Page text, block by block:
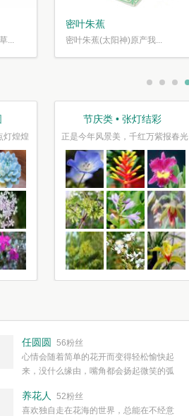
...
密叶朱蕉
密叶朱蕉(太阳神)原产我...
灯煌煌
节庆类 • 张灯结彩
正是今年风景美，千红万紫报春光
任圆圆
56粉丝
心情会随着简单的花开而变得轻松愉快起
来，没什么缘由，嘴角都会扬起微笑的弧
快的心情，这些都不需要想得太多，其实都是
己复杂了生活和心境。
养花人
52粉丝
喜欢独自走在花海的世界，总能在不经意